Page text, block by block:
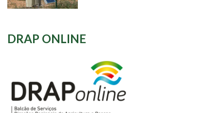
DRAP ONLINE